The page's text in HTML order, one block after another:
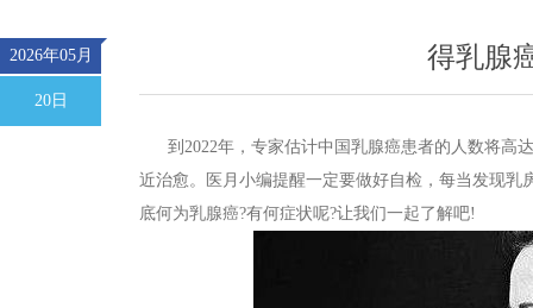
2026年05月
20日
得乳腺
到2022年，专家估计中国乳腺癌患者的人数将高
近治愈。医月小编提醒一定要做好自检，每当发现
底何为乳腺癌?有何症状呢?让我们一起了解吧!